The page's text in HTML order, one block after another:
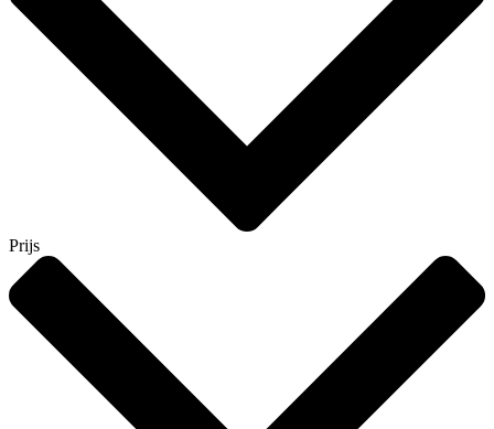
Prijs